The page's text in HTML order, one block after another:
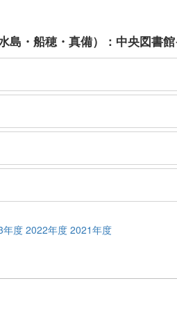
島・船穂・真備）：中央図書
年度 2022年度 2021年度